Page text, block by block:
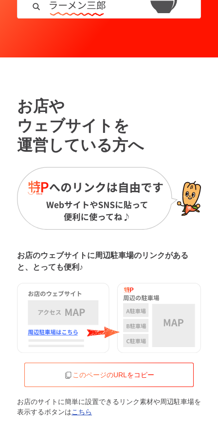
お店や
ウェブサイトを
運営している方へ
お店のウェブサイトに周辺駐車場のリンクがある
と、とっても便利♪
このページのURLをコピー
お店のサイトに簡単に設置できるリンク素材や周辺駐車場を
表示するボタンはこちら